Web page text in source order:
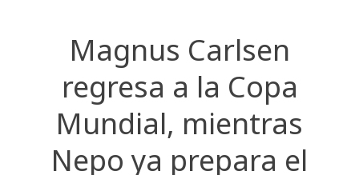
Magnus Carlsen
regresa a la Copa
Mundial, mientras
Nepo ya prepara el